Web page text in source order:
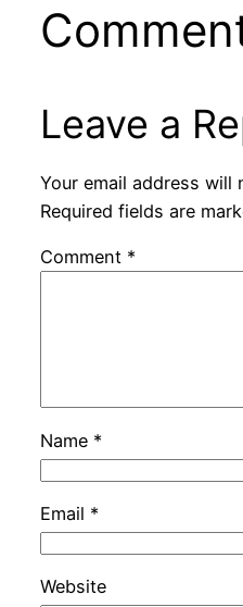
Leave a
Your email address will
Required fields are
Comment *
Name *
Email *
Website